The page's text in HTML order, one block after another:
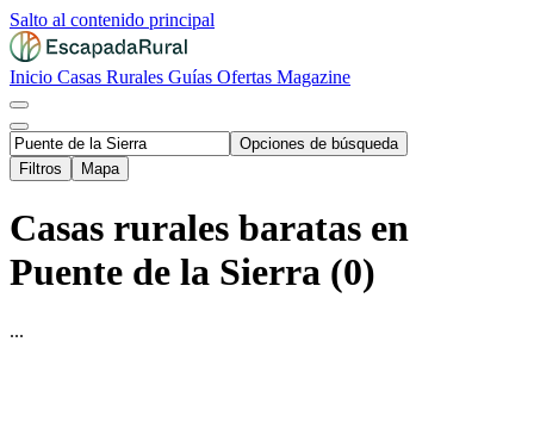
Salto al contenido principal
Inicio Casas Rurales Guías Ofertas Magazine
Opciones de búsqueda
Filtros
Mapa
Casas rurales baratas en
Puente de la Sierra (0)
...